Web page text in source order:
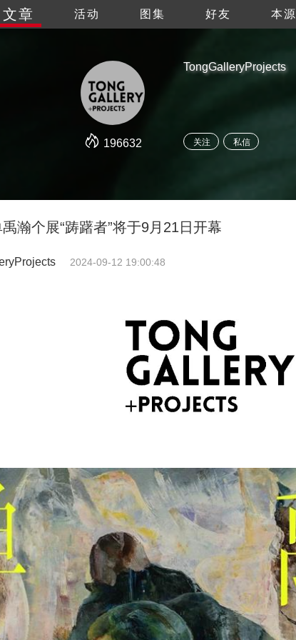
文章 活动 图集 好友 本源
196632
TongGalleryProjects
关注 私信
瀚个展“踌躇者”将于9月21日开幕
2024-09-12 19:00:48